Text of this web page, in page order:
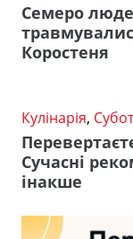
Семеро
Коростеня
Кулінарія,
Сучасні
інакше